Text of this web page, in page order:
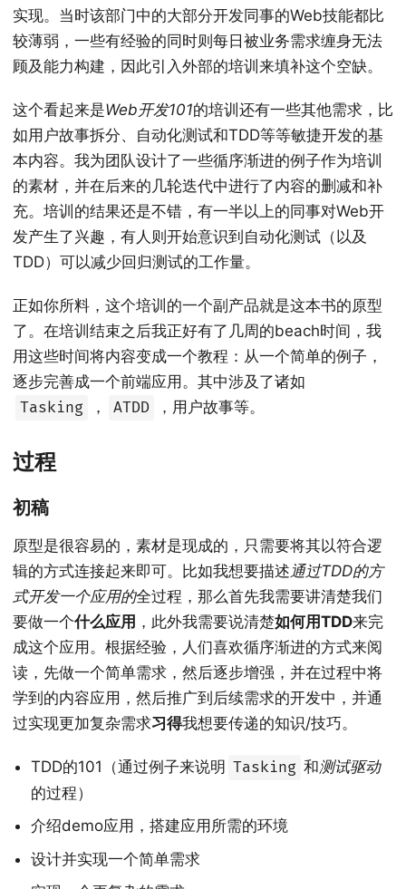
实现。当时该部门中的大部分开发同事的Web技能都比
较薄弱，一些有经验的同时则每日被业务需求缠身无法
顾及能力构建，因此引入外部的培训来填补这个空缺。
这个看起来是Web开发101的培训还有一些其他需求，比
如用户故事拆分、自动化测试和TDD等等敏捷开发的基
本内容。我为团队设计了一些循序渐进的例子作为培训
的素材，并在后来的几轮迭代中进行了内容的删减和补
充。培训的结果还是不错，有一半以上的同事对Web开
发产生了兴趣，有人则开始意识到自动化测试（以及
TDD）可以减少回归测试的工作量。
正如你所料，这个培训的一个副产品就是这本书的原型
了。在培训结束之后我正好有了几周的beach时间，我
用这些时间将内容变成一个教程：从一个简单的例子，
逐步完善成一个前端应用。其中涉及了诸如
Tasking
， ATDD ，用户故事等。
过程
初稿
原型是很容易的，素材是现成的，只需要将其以符合逻
辑的方式连接起来即可。比如我想要描述 通过TDD的方
式开发一个应用的全过程，那么首先我需要讲清楚我们
要做一个什么应用 ，此外我需要说清楚如何用TDD来完
成这个应用。根据经验，人们喜欢循序渐进的方式来阅
读，先做一个简单需求，然后逐步增强，并在过程中将
学到的内容应用，然后推广到后续需求的开发中，并通
过实现更加复杂需求习得我想要传递的知识/技巧。
TDD的101（通过例子来说明 Tasking 和测试驱动
的过程）
介绍demo应用，搭建应用所需的环境
设计并实现一个简单需求